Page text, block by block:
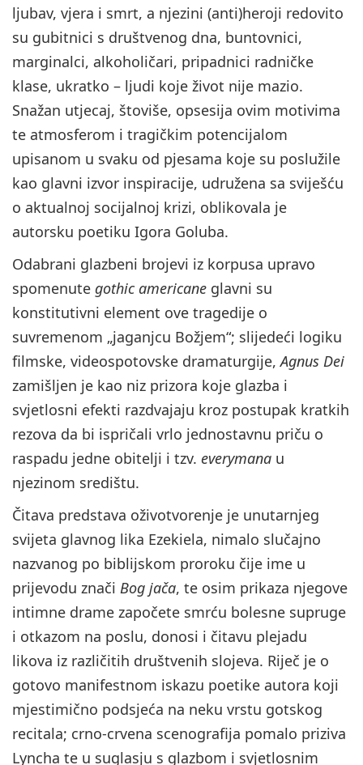
ljubav, vjera i smrt, a njezini (anti)heroji redovito
su gubitnici s društvenog dna, buntovnici,
marginalci, alkoholičari, pripadnici radničke
klase, ukratko – ljudi koje život nije mazio.
Snažan utjecaj, štoviše, opsesija ovim motivima
te atmosferom i tragičkim potencijalom
upisanom u svaku od pjesama koje su poslužile
kao glavni izvor inspiracije, udružena sa sviješću
o aktualnoj socijalnoj krizi, oblikovala je
autorsku poetiku Igora Goluba.
Odabrani glazbeni brojevi iz korpusa upravo
spomenute gothic americane glavni su
konstitutivni element ove tragedije o
suvremenom „jaganjcu Božjem“; slijedeći logiku
filmske, videospotovske dramaturgije,Agnus Dei
zamišljen je kao niz prizora koje glazba i
svjetlosni efekti razdvajaju kroz postupak kratkih
rezova da bi ispričali vrlo jednostavnu priču o
raspadu jedne obitelji i tzv. everymana u
njezinom središtu.
Čitava predstava oživotvorenje je unutarnjeg
svijeta glavnog lika Ezekiela, nimalo slučajno
nazvanog po biblijskom proroku čije ime u
prijevodu znači Bog jača, te osim prikaza njegove
intimne drame započete smrću bolesne supruge
i otkazom na poslu, donosi i čitavu plejadu
likova iz različitih društvenih slojeva. Riječ je o
gotovo manifestnom iskazu poetike autora koji
mjestimično podsjeća na neku vrstu gotskog
recitala; crno-crvena scenografija pomalo priziva
Lyncha te u suglasju s glazbom i svjetlosnim